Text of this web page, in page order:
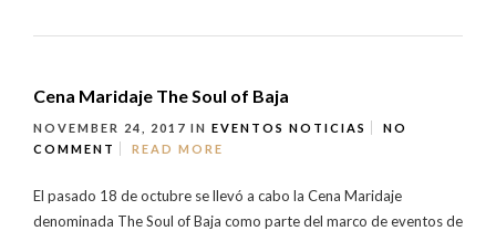
Cena Maridaje The Soul of Baja
NOVEMBER 24, 2017 IN EVENTOS NOTICIAS
NO
COMMENT
READ MORE
El pasado 18 de octubre se llevó a cabo la Cena Maridaje
denominada The Soul of Baja como parte del marco de eventos de